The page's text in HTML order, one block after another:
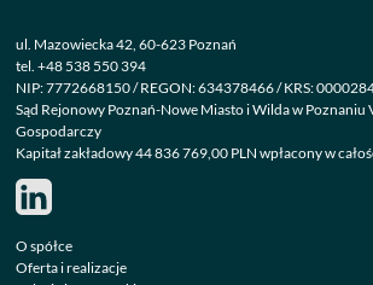
ul. Mazowiecka 42, 60-623 Poznań
tel.+48 538 550 394
NIP: 7772668150 / REGON: 634378466 / KRS:
Sąd Rejonowy Poznań-Nowe Miasto i Wilda w Poznaniu
Gospodarczy
Kapitał zakładowy 44 836 769,00 PLN wpłacony w
O spółce
Oferta i realizacje